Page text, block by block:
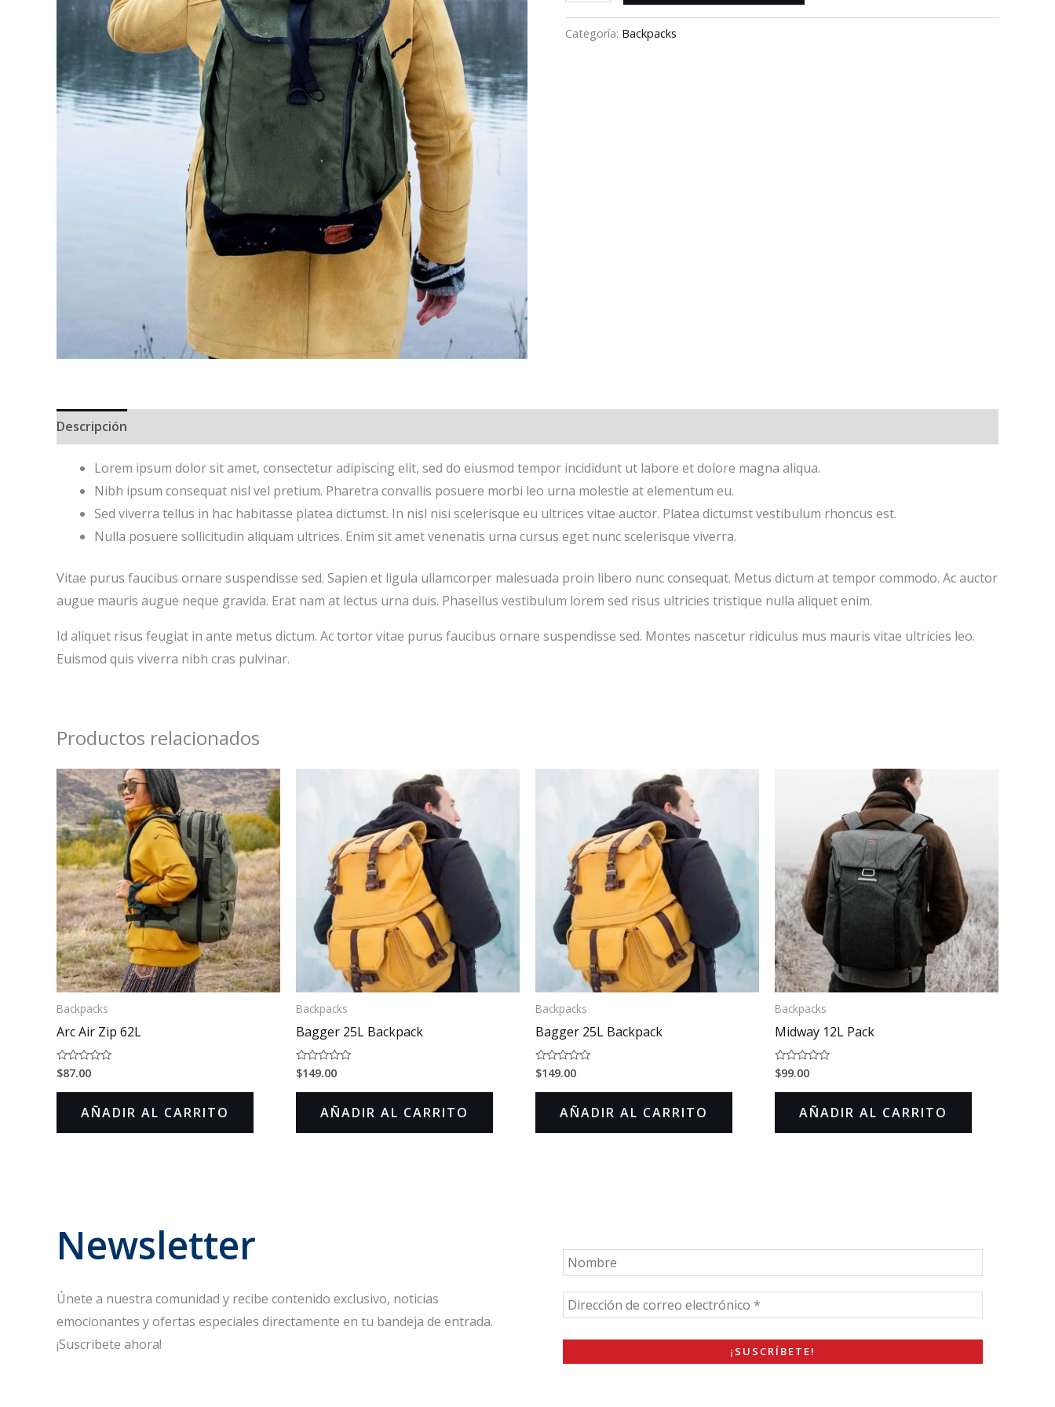
Categoría: Backpacks
Descripción
Lorem ipsum dolor sit amet, consectetur adipiscing elit, sed do eiusmod tempor incididunt ut labore et dolore magna aliqua.
Nibh ipsum consequat nisl vel pretium. Pharetra convallis posuere morbi leo urna molestie at elementum eu.
Sed viverra tellus in hac habitasse platea dictumst. In nisl nisi scelerisque eu ultrices vitae auctor. Platea dictumst vestibulum rhoncus est.
Nulla posuere sollicitudin aliquam ultrices. Enim sit amet venenatis urna cursus eget nunc scelerisque viverra.
Vitae purus faucibus ornare suspendisse sed. Sapien et ligula ullamcorper malesuada proin libero nunc consequat. Metus dictum at tempor commodo. Ac auctor
augue mauris augue neque gravida. Erat nam at lectus urna duis. Phasellus vestibulum lorem sed risus ultricies tristique nulla aliquet enim.
Id aliquet risus feugiat in ante metus dictum. Ac tortor vitae purus faucibus ornare suspendisse sed. Montes nascetur ridiculus mus mauris vitae ultricies leo.
Euismod quis viverra nibh cras pulvinar.
Productos relacionados
Backpacks
Arc Air Zip 62L
Valorado
en
0
$87.00
AÑADIR AL CARRITO
Backpacks
Bagger 25L Backpack
Valorado
en
0
$149.00
AÑADIR AL CARRITO
Backpacks
Bagger 25L Backpack
Valorado
en
0
$149.00
AÑADIR AL CARRITO
Backpacks
Midway 12L Pack
Valorado
en
0
$99.00
AÑADIR AL CARRITO
Newsletter
Únete a nuestra comunidad y recibe contenido exclusivo, noticias
emocionantes y ofertas especiales directamente en tu bandeja de entrada.
¡Suscribete ahora!